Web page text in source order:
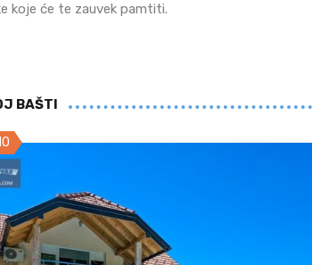
koje će te zauvek pamtiti.
BAŠTI